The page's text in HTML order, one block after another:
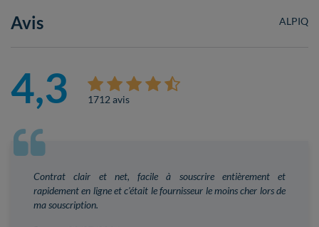
ALPIQ
Avis
4,3 1712 avis
Contrat clair et net, facile à souscrire entièrement et
rapidement en ligne et c'était le fournisseur le moins cher lors de
ma souscription.